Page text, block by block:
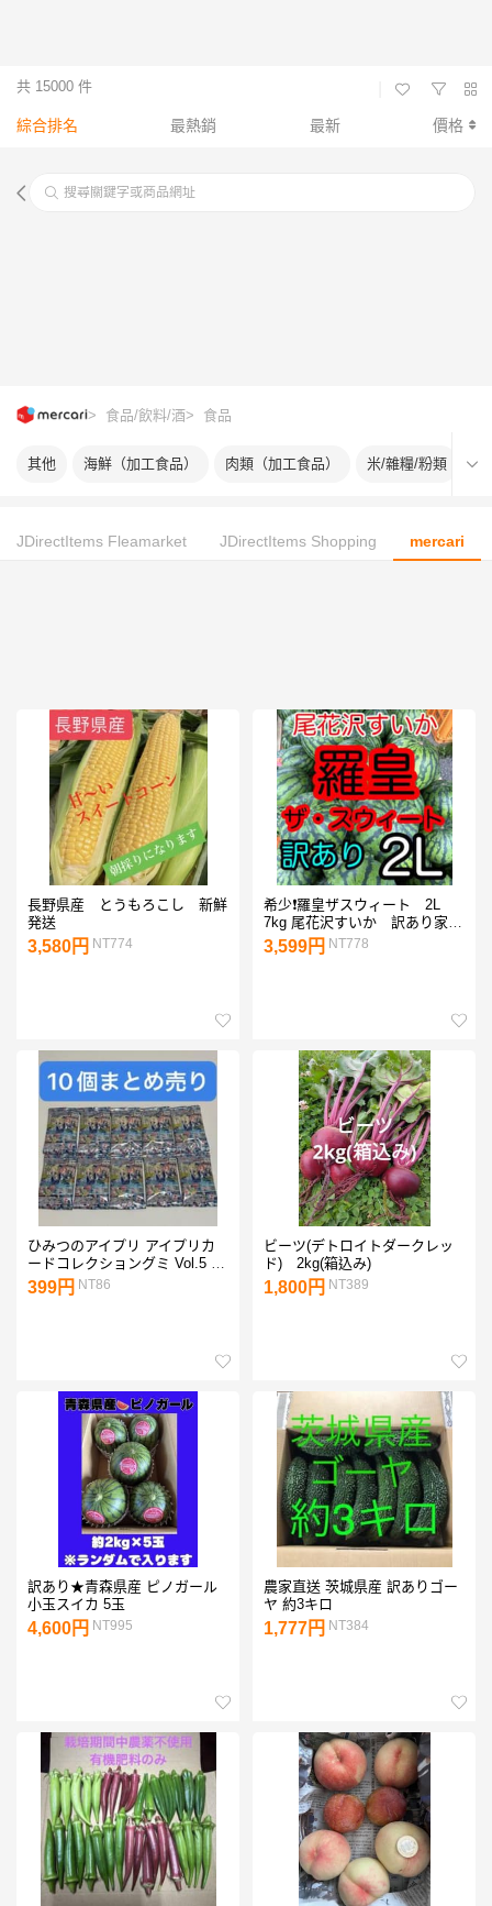
搜尋關鍵字或商品網址
> 食品/飲料/酒> 食品
其他 海鮮（加工食品） 肉類（加工食品） 米/雜糧/粉類 蔬
JDirectItems Fleamarket JDirectItems Shopping mercari
共 15000 件
綜合排名 最熱銷 最新 價格
長野県産 とうもろこし 新鮮
発送
3,580円 NT774
希少❗️羅皇ザスウィート 2L
7kg 尾花沢すいか 訳あり家庭
用自宅用 羅王
3,599円 NT778
ひみつのアイプリ アイプリカ
ードコレクショングミ Vol.5 10
個
399円 NT86
ビーツ(デトロイトダークレッ
ド) 2kg(箱込み)
1,800円 NT389
訳あり★青森県産 ピノガール
小玉スイカ 5玉
4,600円 NT995
農家直送 茨城県産 訳ありゴー
ヤ 約3キロ
1,777円 NT384